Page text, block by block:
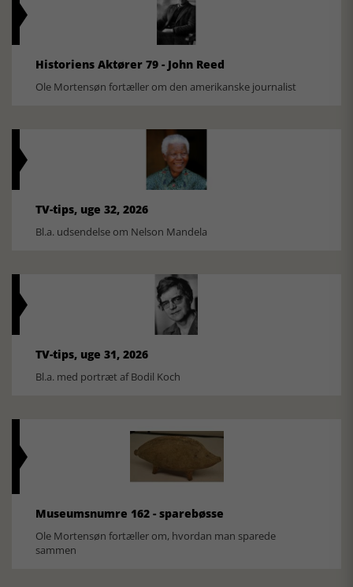
Historiens Aktører 79 - John Reed
Ole Mortensøn fortæller om den amerikanske journalist
TV-tips, uge 32, 2026
Bl.a. udsendelse om Nelson Mandela
TV-tips, uge 31, 2026
Bl.a. med portræt af Bodil Koch
Museumsnumre 162 - sparebøsse
Ole Mortensøn fortæller om, hvordan man sparede
sammen